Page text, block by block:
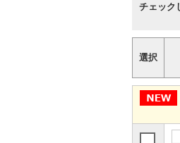
チェック
選択